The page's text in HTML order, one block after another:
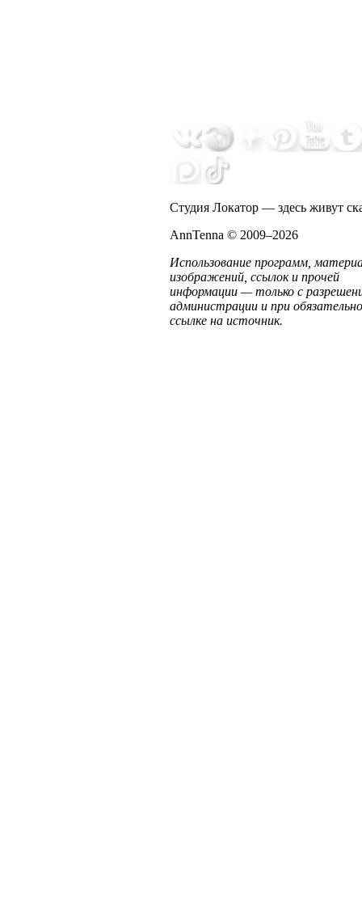
Студия Локатор — здесь живут
AnnTenna © 2009–2026
Использование программ,
изображений, ссылок и прочей
информации — только с
администрации и при
ссылке на источник.